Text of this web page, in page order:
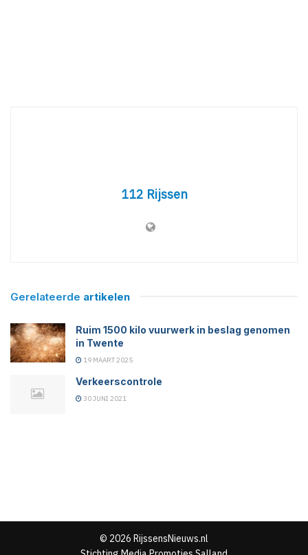
112 Rijssen
Gerelateerde artikelen
Ruim 1500 kilo vuurwerk in beslag genomen
in Twente
19 MAART 2025
Verkeerscontrole
30 JUNI 2021
© 2026 RijssensNieuws.nl